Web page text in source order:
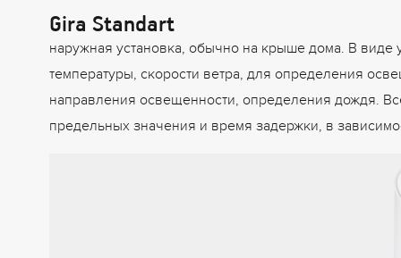
Gira Standart
наружная установка, обычно на крыше дома. В
температуры, скорости ветра, для определения
направления освещенности, определения дождя.
предельных значения и время задержки, в